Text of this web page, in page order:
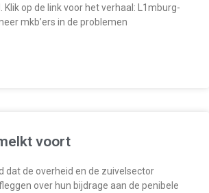
Klik op de link voor het verhaal: L1mburg-
mkb’ers in de problemen
voort
dat de overheid en de zuivelsector
over hun bijdrage aan de penibele